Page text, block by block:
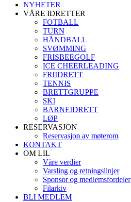
NYHETER
VÅRE IDRETTER
FOTBALL
TURN
HÅNDBALL
SVØMMING
FRISBEEGOLF
ICE CHEERLEADING
FRIIDRETT
TENNIS
BRETTGRUPPE
SKI
BARNEIDRETT
LØP
RESERVASJON
Reservasjon av møterom
KONTAKT
OM LIL
Våre verdier
Varsling og retningslinjer
Sponsor og medlemsfordeler
Filarkiv
BLI MEDLEM